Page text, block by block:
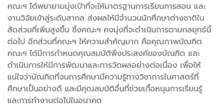
คณะฯ ได้พยายามมุ่งเป้าที่จะให้มาตรฐานการเรียนการสอน และ
งานวิจัยเข้าสู่ระดับสากล ส่งผลให้มีจำนวนนักศึกษาต่างชาติใน
สัดส่วนที่เพิ่มสูงขึ้น ซึ่งคณะฯ คงมุ่งที่จะดำเนินการตามกลยุทธ์นี้
ต่อไป อีกส่วนที่คณะฯ ให้ความสำคัญมาก คือคุณภาพบัณฑิต
คณะฯ ได้มีการกำหนดคุณสมบัติพึงประสงค์ของบัณฑิต และ
ดำเนินการให้มีการพัฒนาและการวัดผลอย่างต่อเนื่อง เพื่อให้
แน่ใจว่าบัณฑิตที่จบการศึกษามีความรู้ทางวิชาการในศาสตร์ที่
ศึกษาเป็นอย่างดี และมีคุณสมบัติอื่นที่ช่วยเกื้อหนุนการเรียนรู้
และการทำงานต่อไปในอนาคต